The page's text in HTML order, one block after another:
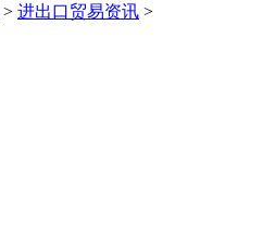
> 进出口贸易资讯 >